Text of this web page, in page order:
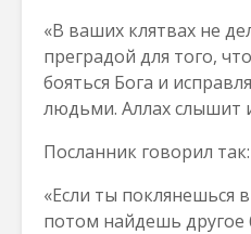
«В ваших клятвах не
преградой для того,
бояться Бога и
людьми. Аллах слышит
Посланник говорил так:
«Если ты поклянешься
потом найдешь